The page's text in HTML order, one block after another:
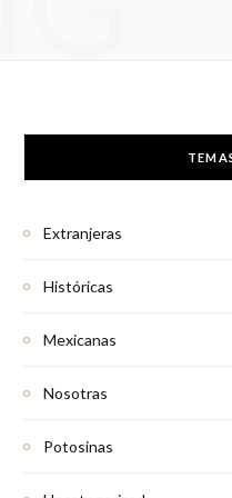
Extranjeras
Históricas
Mexicanas
Nosotras
Potosinas